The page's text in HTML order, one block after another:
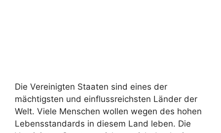
Die Vereinigten Staaten sind eines der
mächtigsten und einflussreichsten Länder der
Welt. Viele Menschen wollen wegen des hohen
Lebensstandards in diesem Land leben. Die